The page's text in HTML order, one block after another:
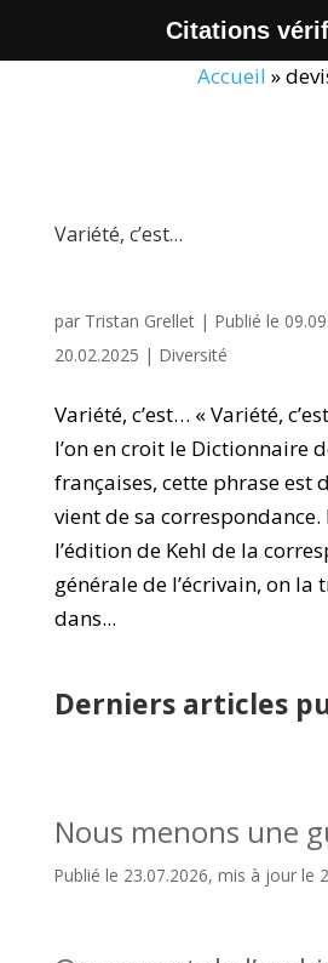
Accueil »
Variété, c’est…
par Tristan Grellet| Publié le
20.02.2025 | Diversité
Variété, c’est… « Variété,
l’on en croit le Dictionnaire
françaises, cette phrase est
vient de sa
l’édition de Kehl de la
générale de l’écrivain, on la
dans...
Derniers articles
Nous menons une
Publié le 23.07.2026, mis à jour le
Citations